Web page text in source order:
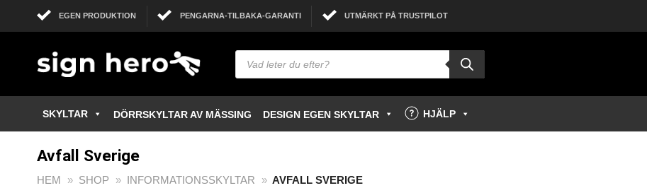
EGEN PRODUKTION PENGARNA-TILBAKA-GARANTI UTMÄRKT PÅ TRUSTPILOT
Products
search
SKYLTAR DÖRRSKYLTAR AV MÄSSING DESIGN EGEN SKYLTAR HJÄLP
Avfall Sverige
HEM » SHOP » INFORMATIONSSKYLTAR » AVFALL SVERIGE